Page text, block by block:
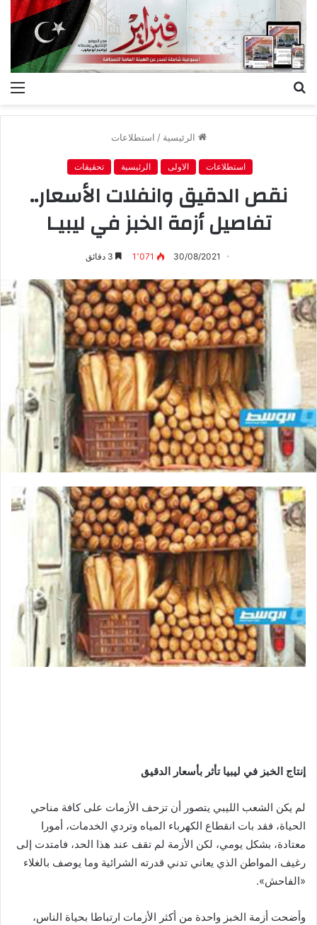
الرئيسية / استطلاعات
استطلاعات الاولى الرئيسية تحقيقات
نقص الدقيق وانفلات الأسعار..
تفاصيل أزمة الخبز في ليبيـا
30/08/2021 1٬071
إنتاج الخبز في ليبيا تأثر بأسعار الدقيق
لم يكن الشعب الليبي يتصور أن تزحف الأزمات على كافة مناحي
الحياة، فقد بات انقطاع الكهرباء المياه وتردي الخدمات، أمورا
معتادة، بشكل يومي، لكن الأزمة لم تقف عند هذا الحد، فامتدت إلى
رغيف المواطن الذي يعاني تدني قدرته الشرائية وما يوصف بالغلاء
«الفاحش».
وأضحت أزمة الخبز واحدة من أكثر الأزمات ارتباطا بحياة الناس،